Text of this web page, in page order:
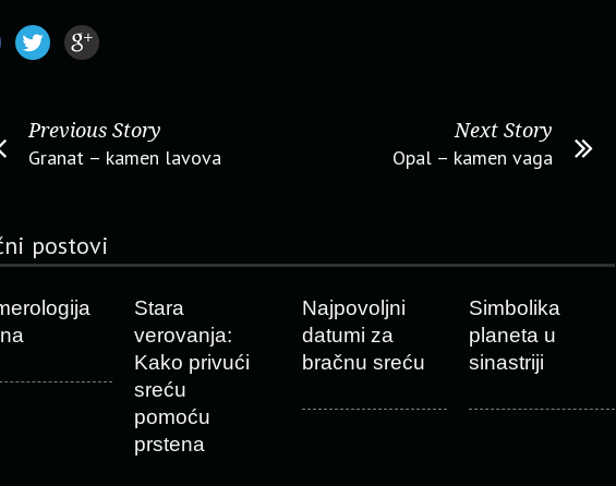
Previous Story
Granat – kamen lavova
Next Story
Opal – kamen vaga
postovi
Stara
verovanja:
Kako privući
sreću
pomoću
prstena
Najpovoljni
datumi za
bračnu sreću
Simbolika
planeta u
sinastriji